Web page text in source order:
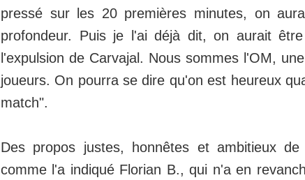
pressé sur les 20 premières minutes, on
profondeur. Puis je l'ai déjà dit, on aurait
l'expulsion de Carvajal. Nous sommes l'OM,
joueurs. On pourra se dire qu'on est heureux
match".
Des propos justes, honnêtes et ambitieux
comme l'a indiqué Florian B., qui n'a en